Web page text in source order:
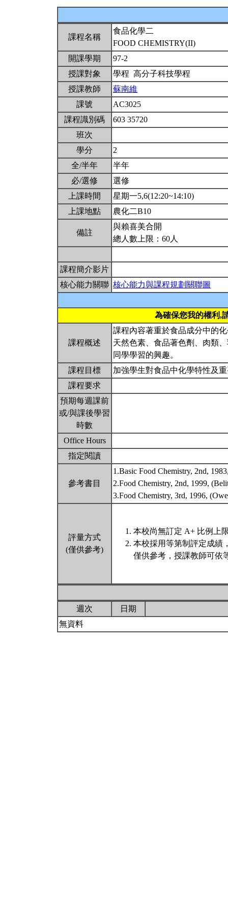
課程名稱
食品化學二
FOOD CHEMISTRY(II)
開課學期
97-2
授課對象
學程 高分子科技學程
授課教師
蘇南維
課號
AC3025
課程識別碼
603 35720
班次
學分
2
全/半年
半年
必/選修
選修
上課時間
星期一5,6(12:20~14:10)
上課地點
農化二B10
備註
與賴喜美合開
總人數上限：60人
課程簡介影片
核心能力關聯 核心能力與課程規劃關聯圖
為確保您我的權利,
課程概述
課程內容著重於食品成分中的
天然色素、食品著色劑、肉類
同學學習的興趣。
課程目標
加強學生對食品中化學特性及
課程要求
預期每週課前
或/與課後學習
時數
Office Hours
指定閱讀
參考書目
1.Basic Food Chemistry, 2nd,
2.Food Chemistry, 2nd, 1999,
3.Food Chemistry, 3rd, 1996,
評量方式
(僅供參考)
本校尚無訂定 A+ 比例上
本校採用等第制評定成績
僅供參考，授課教師可依
週次
日期
無資料